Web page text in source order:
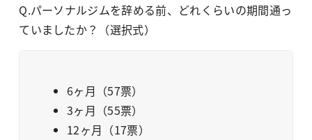
Q.パーソナルジムを辞める前、どれくらいの期間通っ
ていましたか？（選択式）
6ヶ月（57票）
3ヶ月（55票）
12ヶ月（17票）